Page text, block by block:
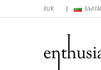
EUR